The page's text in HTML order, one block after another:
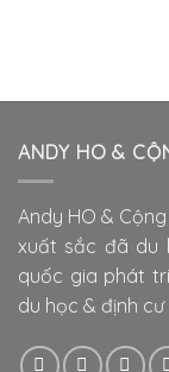
ANDY HO &
Andy HO &
xuất sắc đã du
quốc gia phát
du học & định